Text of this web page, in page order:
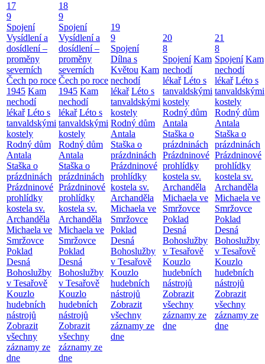
17
9
Spojení
Vysídlení a
dosídlení –
proměny
severních
Čech po roce
1945 Kam
nechodí
lékař Léto s
tanvaldskými
kostely
Rodný dům
Antala
Staška o
prázdninách
Prázdninové
prohlídky
kostela sv.
Archanděla
Michaela ve
Smržovce
Poklad
Desná
Bohoslužby
v Tesařově
Kouzlo
hudebních
nástrojů
Zobrazit
všechny
záznamy ze
dne
18
9
Spojení
Vysídlení a
dosídlení –
proměny
severních
Čech po roce
1945 Kam
nechodí
lékař Léto s
tanvaldskými
kostely
Rodný dům
Antala
Staška o
prázdninách
Prázdninové
prohlídky
kostela sv.
Archanděla
Michaela ve
Smržovce
Poklad
Desná
Bohoslužby
v Tesařově
Kouzlo
hudebních
nástrojů
Zobrazit
všechny
záznamy ze
dne
19
9
Spojení
Dílna s
Květou Kam
nechodí
lékař Léto s
tanvaldskými
kostely
Rodný dům
Antala
Staška o
prázdninách
Prázdninové
prohlídky
kostela sv.
Archanděla
Michaela ve
Smržovce
Poklad
Desná
Bohoslužby
v Tesařově
Kouzlo
hudebních
nástrojů
Zobrazit
všechny
záznamy ze
dne
20
8
Spojení Kam
nechodí
lékař Léto s
tanvaldskými
kostely
Rodný dům
Antala
Staška o
prázdninách
Prázdninové
prohlídky
kostela sv.
Archanděla
Michaela ve
Smržovce
Poklad
Desná
Bohoslužby
v Tesařově
Kouzlo
hudebních
nástrojů
Zobrazit
všechny
záznamy ze
dne
21
8
Spojení Kam
nechodí
lékař Léto s
tanvaldskými
kostely
Rodný dům
Antala
Staška o
prázdninách
Prázdninové
prohlídky
kostela sv.
Archanděla
Michaela ve
Smržovce
Poklad
Desná
Bohoslužby
v Tesařově
Kouzlo
hudebních
nástrojů
Zobrazit
všechny
záznamy ze
dne